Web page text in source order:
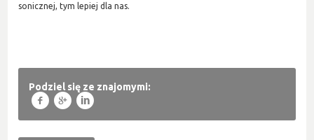
sonicznej, tym lepiej dla nas.
Podziel się ze znajomymi:
f g l